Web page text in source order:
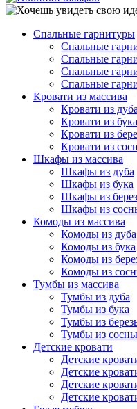
Спальные гарнитуры
Спальные
Спальные
Спальные
Спальные
Кровати из массива
Кровати из дуба
Кровати из бука
Кровати из
Кровати из
Шкафы из массива
Шкафы из дуба
Шкафы из бука
Шкафы из
Шкафы из
Комоды из массива
Комоды из дуба
Комоды из бука
Комоды из
Комоды из
Тумбы из массива
Тумбы из дуба
Тумбы из бука
Тумбы из
Тумбы из сосны
Детские кровати
Детские
Детские
Детские
Детские